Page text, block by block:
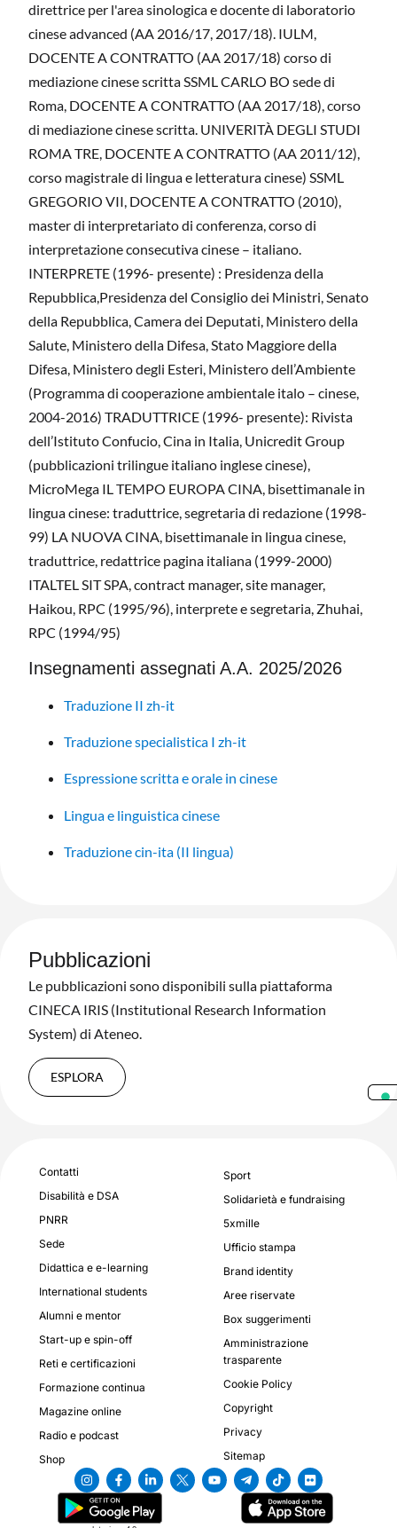
direttrice per l'area sinologica e docente di laboratorio
cinese advanced (AA 2016/17, 2017/18). IULM,
DOCENTE A CONTRATTO (AA 2017/18) corso di
mediazione cinese scritta SSML CARLO BO sede di
Roma, DOCENTE A CONTRATTO (AA 2017/18), corso
di mediazione cinese scritta. UNIVERITÀ DEGLI STUDI
ROMA TRE, DOCENTE A CONTRATTO (AA 2011/12),
corso magistrale di lingua e letteratura cinese) SSML
GREGORIO VII, DOCENTE A CONTRATTO (2010),
master di interpretariato di conferenza, corso di
interpretazione consecutiva cinese – italiano.
INTERPRETE (1996- presente) : Presidenza della
Repubblica,Presidenza del Consiglio dei Ministri, Senato
della Repubblica, Camera dei Deputati, Ministero della
Salute, Ministero della Difesa, Stato Maggiore della
Difesa, Ministero degli Esteri, Ministero dell’Ambiente
(Programma di cooperazione ambientale italo – cinese,
2004-2016) TRADUTTRICE (1996- presente): Rivista
dell’Istituto Confucio, Cina in Italia, Unicredit Group
(pubblicazioni trilingue italiano inglese cinese),
MicroMega IL TEMPO EUROPA CINA, bisettimanale in
lingua cinese: traduttrice, segretaria di redazione (1998-
99) LA NUOVA CINA, bisettimanale in lingua cinese,
traduttrice, redattrice pagina italiana (1999-2000)
ITALTEL SIT SPA, contract manager, site manager,
Haikou, RPC (1995/96), interprete e segretaria, Zhuhai,
RPC (1994/95)
Insegnamenti assegnati A.A. 2025/2026
Traduzione II zh-it
Traduzione specialistica I zh-it
Espressione scritta e orale in cinese
Lingua e linguistica cinese
Traduzione cin-ita (II lingua)
Pubblicazioni
Le pubblicazioni sono disponibili sulla piattaforma
CINECA IRIS (Institutional Research Information
System) di Ateneo.
ESPLORA
Contatti
Disabilità e DSA
PNRR
Sede
Didattica e e-learning
International students
Alumni e mentor
Start-up e spin-off
Reti e certificazioni
Formazione continua
Magazine online
Radio e podcast
Shop
Sport
Solidarietà e fundraising
5xmille
Ufficio stampa
Brand identity
Aree riservate
Box suggerimenti
Amministrazione
trasparente
Cookie Policy
Copyright
Privacy
Sitemap